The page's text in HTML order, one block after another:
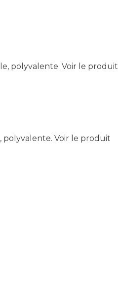
polyvalente. Voir le produit
polyvalente. Voir le produit